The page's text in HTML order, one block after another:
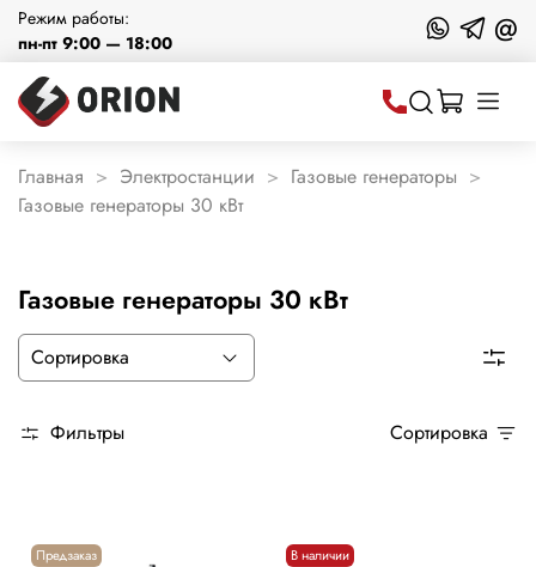
Режим работы:
пн-пт 9:00 — 18:00
@
Главная Электростанции
Газовые генераторы
Газовые генераторы 30 кВт
Газовые генераторы 30 кВт
Фильтры Сортировка
Предзаказ В наличии